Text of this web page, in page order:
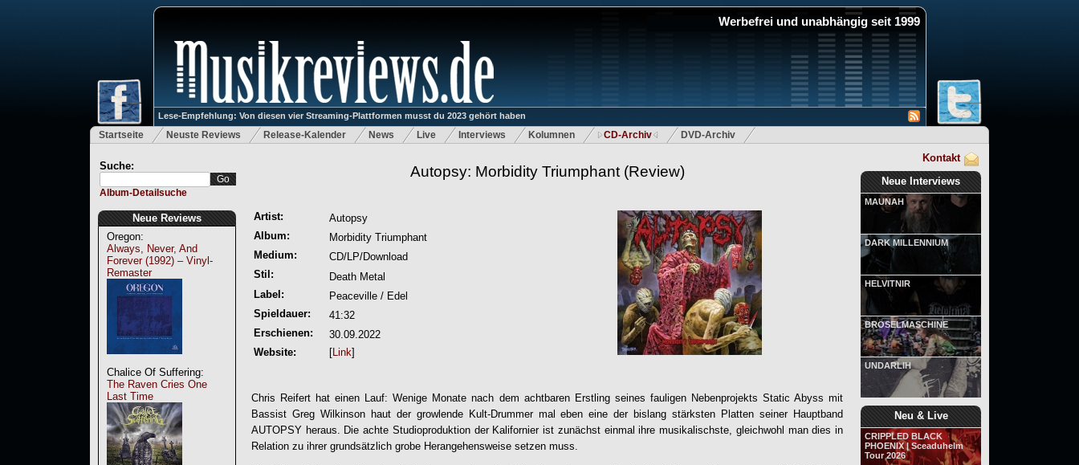
Werbefrei und unabhängig seit 1999
Lese-Empfehlung: Von diesen vier Streaming-Plattformen musst du 2023 gehört haben
Startseite Neuste Reviews Release-Kalender News Live Interviews Kolumnen CD-Archiv DVD-Archiv
Suche:
Album-Detailsuche
Neue Reviews
Oregon:
Always, Never, And
Forever (1992) – Vinyl-
Remaster
Chalice Of Suffering:
The Raven Cries One
Last Time
Kontakt
Neue Interviews
MAUNAH
DARK MILLENNIUM
HELVITNIR
BRÖSELMASCHINE
UNDARLIH
Neu & Live
CRIPPLED BLACK
PHOENIX | Sceaduhelm
Tour 2026
Autopsy: Morbidity Triumphant(Review)
Artist:
Autopsy
Album:
Morbidity Triumphant
Medium:
CD/LP/Download
Stil:
Death Metal
Label:
Peaceville / Edel
Spieldauer:
41:32
Erschienen:
30.09.2022
Website:
[Link]
Chris Reifert hat einen Lauf: Wenige Monate nach dem achtbaren Erstling seines fauligen Nebenprojekts Static Abyss mit
Bassist Greg Wilkinson haut der growlende Kult-Drummer mal eben eine der bislang stärksten Platten seiner Hauptband
AUTOPSY heraus. Die achte Studioproduktion der Kalifornier ist zunächst einmal ihre musikalischste, gleichwohl man dies in
Relation zu ihrer grundsätzlich grobe Herangehensweise setzen muss.